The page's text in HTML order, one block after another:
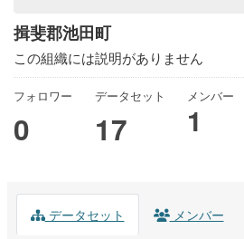
揖斐郡池田町
この組織には説明がありません
フォロワー
0
データセット
17
メンバー
1
データセット メンバー